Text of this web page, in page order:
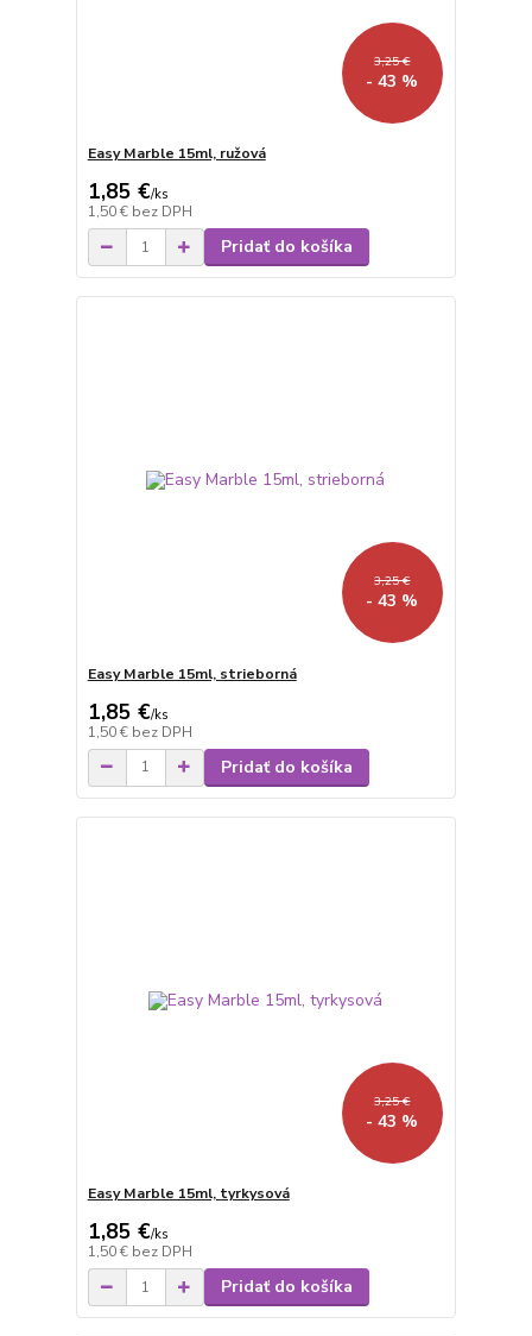
3,25 €
- 43 %
Easy Marble 15ml, ružová
1,85 €/ks
1,50 € bez DPH
Pridať do košíka
3,25 €
- 43 %
Easy Marble 15ml, strieborná
1,85 €/ks
1,50 € bez DPH
Pridať do košíka
3,25 €
- 43 %
Easy Marble 15ml, tyrkysová
1,85 €/ks
1,50 € bez DPH
Pridať do košíka